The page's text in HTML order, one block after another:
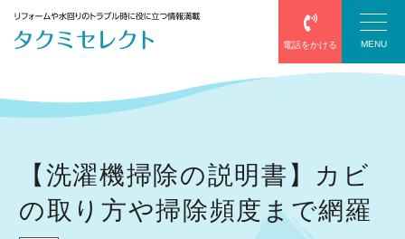
電話をかける MENU
防水
【洗濯機掃除の説明書】カビ
の取り方や掃除頻度まで網羅